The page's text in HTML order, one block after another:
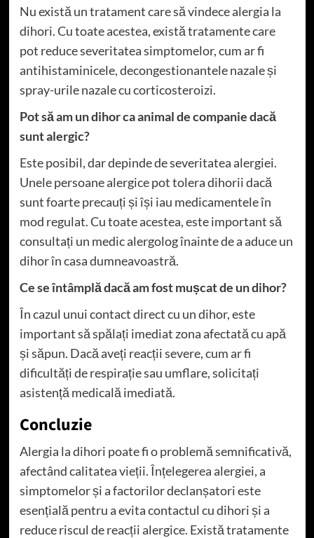
Nu există un tratament care să vindece alergia la
dihori. Cu toate acestea, există tratamente care
pot reduce severitatea simptomelor, cum ar fi
antihistaminicele, decongestionantele nazale și
spray-urile nazale cu corticosteroizi.
Pot să am un dihor ca animal de companie dacă
sunt alergic?
Este posibil, dar depinde de severitatea alergiei.
Unele persoane alergice pot tolera dihorii dacă
sunt foarte precauți și își iau medicamentele în
mod regulat. Cu toate acestea, este important să
consultați un medic alergolog înainte de a aduce un
dihor în casa dumneavoastră.
Ce se întâmplă dacă am fost mușcat de un dihor?
În cazul unui contact direct cu un dihor, este
important să spălați imediat zona afectată cu apă
și săpun. Dacă aveți reacții severe, cum ar fi
dificultăți de respirație sau umflare, solicitați
asistență medicală imediată.
Concluzie
Alergia la dihori poate fi o problemă semnificativă,
afectând calitatea vieții. Înțelegerea alergiei, a
simptomelor și a factorilor declanșatori este
esențială pentru a evita contactul cu dihori și a
reduce riscul de reacții alergice. Există tratamente